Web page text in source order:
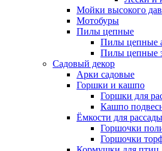
Мойки высокого
Мотобуры
Пилы цепные
Пилы цепные
Пилы цепные
Садовый декор
Арки садовые
Горшки и кашпо
Горшки для
Кашпо
Ёмкости для рассады
Горшочки
Горшочки